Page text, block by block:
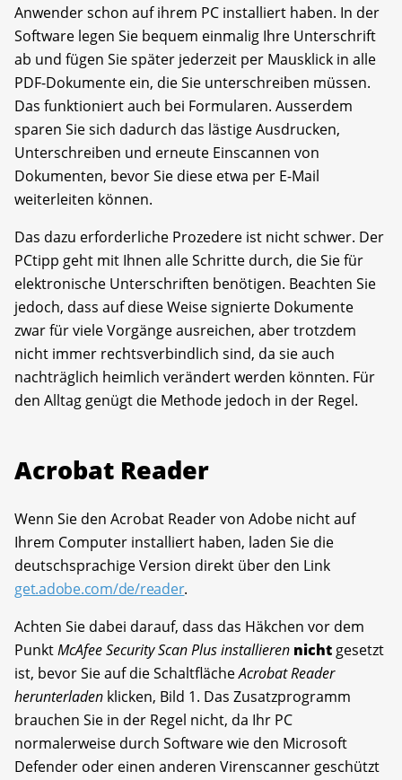
Anwender schon auf ihrem PC installiert haben. In der
Software legen Sie bequem einmalig Ihre Unterschrift
ab und fügen Sie später jederzeit per Mausklick in alle
PDF-Dokumente ein, die Sie unterschreiben müssen.
Das funktioniert auch bei Formularen. Ausserdem
sparen Sie sich dadurch das lästige Ausdrucken,
Unterschreiben und erneute Einscannen von
Dokumenten, bevor Sie diese etwa per E-Mail
weiterleiten können.
Das dazu erforderliche Prozedere ist nicht schwer. Der
PCtipp geht mit Ihnen alle Schritte durch, die Sie für
elektronische Unterschriften benötigen. Beachten Sie
jedoch, dass auf diese Weise signierte Dokumente
zwar für viele Vorgänge ausreichen, aber trotzdem
nicht immer rechtsverbindlich sind, da sie auch
nachträglich heimlich verändert werden könnten. Für
den Alltag genügt die Methode jedoch in der Regel.
Acrobat Reader
Wenn Sie den Acrobat Reader von Adobe nicht auf
Ihrem Computer installiert haben, laden Sie die
deutschsprachige Version direkt über den Link
get.adobe.com/de/reader.
Achten Sie dabei darauf, dass das Häkchen vor dem
PunktMcAfee Security Scan Plus installieren nicht gesetzt
ist, bevor Sie auf die SchaltflächeAcrobat Reader
herunterladen klicken, Bild 1. Das Zusatzprogramm
brauchen Sie in der Regel nicht, da Ihr PC
normalerweise durch Software wie den Microsoft
Defender oder einen anderen Virenscanner geschützt